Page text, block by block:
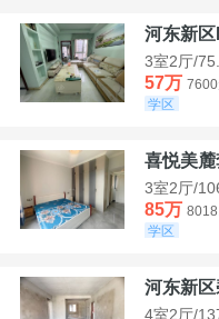
河东新
3室2厅/
57万 7600
学区
喜悦美麓
3室2厅/
85万
学区
河东新
4室2厅/